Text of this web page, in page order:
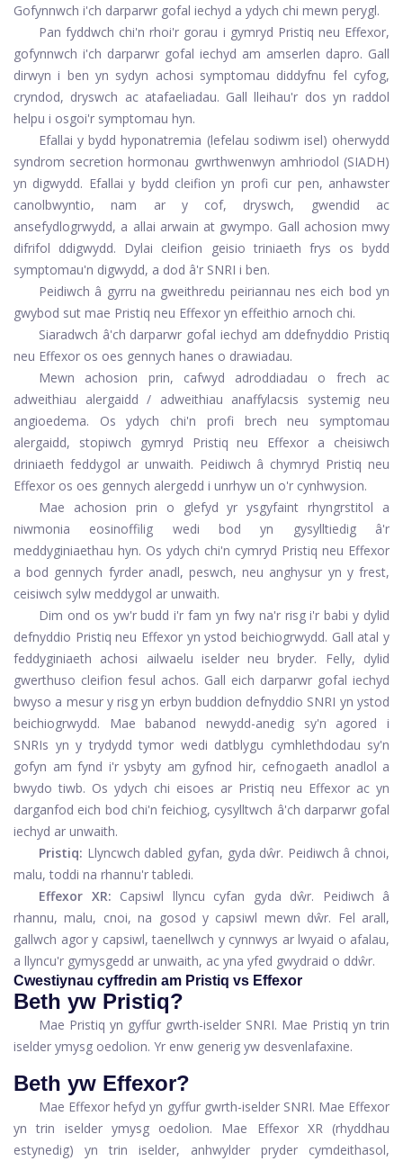
Gofynnwch i'ch darparwr gofal iechyd a ydych chi mewn perygl.
Pan fyddwch chi'n rhoi'r gorau i gymryd Pristiq neu Effexor,
gofynnwch i'ch darparwr gofal iechyd am amserlen dapro. Gall
dirwyn i ben yn sydyn achosi symptomau diddyfnu fel cyfog,
cryndod, dryswch ac atafaeliadau. Gall lleihau'r dos yn raddol
helpu i osgoi'r symptomau hyn.
Efallai y bydd hyponatremia (lefelau sodiwm isel) oherwydd
syndrom secretion hormonau gwrthwenwyn amhriodol (SIADH)
yn digwydd. Efallai y bydd cleifion yn profi cur pen, anhawster
canolbwyntio, nam ar y cof, dryswch, gwendid ac
ansefydlogrwydd, a allai arwain at gwympo. Gall achosion mwy
difrifol ddigwydd. Dylai cleifion geisio triniaeth frys os bydd
symptomau'n digwydd, a dod â'r SNRI i ben.
Peidiwch â gyrru na gweithredu peiriannau nes eich bod yn
gwybod sut mae Pristiq neu Effexor yn effeithio arnoch chi.
Siaradwch â'ch darparwr gofal iechyd am ddefnyddio Pristiq
neu Effexor os oes gennych hanes o drawiadau.
Mewn achosion prin, cafwyd adroddiadau o frech ac
adweithiau alergaidd / adweithiau anaffylacsis systemig neu
angioedema. Os ydych chi'n profi brech neu symptomau
alergaidd, stopiwch gymryd Pristiq neu Effexor a cheisiwch
driniaeth feddygol ar unwaith. Peidiwch â chymryd Pristiq neu
Effexor os oes gennych alergedd i unrhyw un o'r cynhwysion.
Mae achosion prin o glefyd yr ysgyfaint rhyngrstitol a
niwmonia eosinoffilig wedi bod yn gysylltiedig â'r
meddyginiaethau hyn. Os ydych chi'n cymryd Pristiq neu Effexor
a bod gennych fyrder anadl, peswch, neu anghysur yn y frest,
ceisiwch sylw meddygol ar unwaith.
Dim ond os yw'r budd i'r fam yn fwy na'r risg i'r babi y dylid
defnyddio Pristiq neu Effexor yn ystod beichiogrwydd. Gall atal y
feddyginiaeth achosi ailwaelu iselder neu bryder. Felly, dylid
gwerthuso cleifion fesul achos. Gall eich darparwr gofal iechyd
bwyso a mesur y risg yn erbyn buddion defnyddio SNRI yn ystod
beichiogrwydd. Mae babanod newydd-anedig sy'n agored i
SNRIs yn y trydydd tymor wedi datblygu cymhlethdodau sy'n
gofyn am fynd i'r ysbyty am gyfnod hir, cefnogaeth anadlol a
bwydo tiwb. Os ydych chi eisoes ar Pristiq neu Effexor ac yn
darganfod eich bod chi'n feichiog, cysylltwch â'ch darparwr gofal
iechyd ar unwaith.
Pristiq: Llyncwch dabled gyfan, gyda dŵr. Peidiwch â chnoi,
malu, toddi na rhannu'r tabledi.
Effexor XR: Capsiwl llyncu cyfan gyda dŵr. Peidiwch â
rhannu, malu, cnoi, na gosod y capsiwl mewn dŵr. Fel arall,
gallwch agor y capsiwl, taenellwch y cynnwys ar lwyaid o afalau,
a llyncu'r gymysgedd ar unwaith, ac yna yfed gwydraid o ddŵr.
Cwestiynau cyffredin am Pristiq vs Effexor
Beth yw Pristiq?
Mae Pristiq yn gyffur gwrth-iselder SNRI. Mae Pristiq yn trin
iselder ymysg oedolion. Yr enw generig yw desvenlafaxine.
Beth yw Effexor?
Mae Effexor hefyd yn gyffur gwrth-iselder SNRI. Mae Effexor
yn trin iselder ymysg oedolion. Mae Effexor XR (rhyddhau
estynedig) yn trin iselder, anhwylder pryder cymdeithasol,